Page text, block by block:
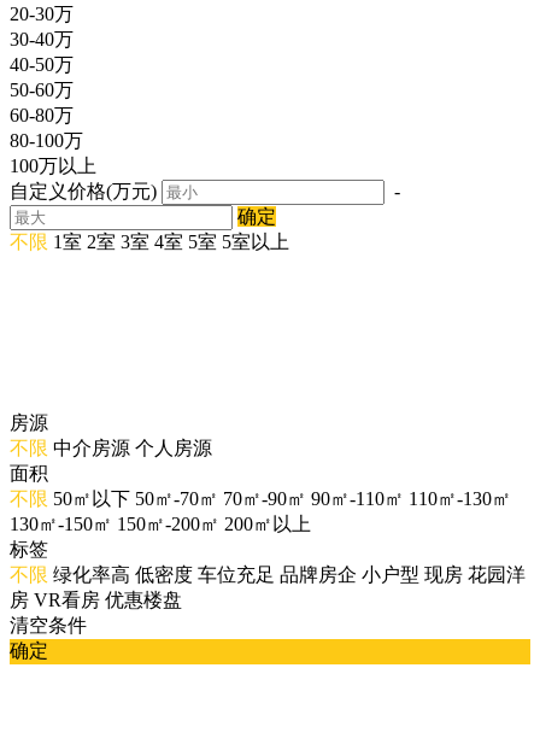
20-30万
30-40万
40-50万
50-60万
60-80万
80-100万
100万以上
自定义价格(万元)
-
确定
不限 1室 2室 3室 4室 5室 5室以上
房源
不限 中介房源 个人房源
面积
不限 50㎡以下 50㎡-70㎡ 70㎡-90㎡ 90㎡-110㎡ 110㎡-130㎡
130㎡-150㎡ 150㎡-200㎡ 200㎡以上
标签
不限 绿化率高 低密度 车位充足 品牌房企 小户型 现房 花园洋
房 VR看房 优惠楼盘
清空条件
确定